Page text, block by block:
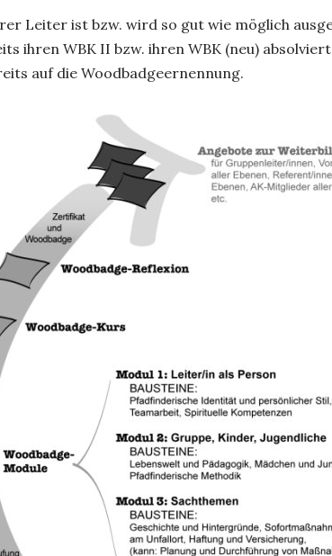
Leiter ist bzw. wird so gut wie möglich
ihren WBK II bzw. ihren WBK (neu)
auf die Woodbadgeernennung.